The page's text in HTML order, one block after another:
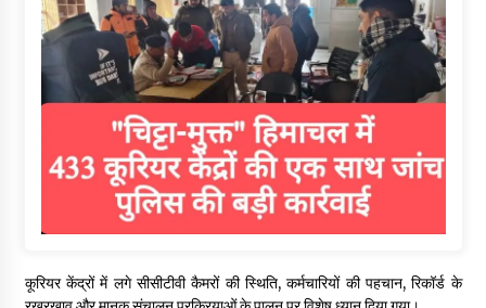
कूरियर केंद्रों में लगे सीसीटीवी कैमरों की स्थिति, कर्मचारियों की पहचान, रिकॉर्ड के